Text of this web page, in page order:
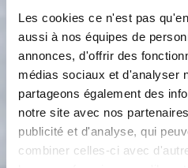
Les cookies ce n'est pas
aussi à nos équipes de
annonces, d'offrir des
médias sociaux et d'analyser
partageons également des
notre site avec nos
publicité et d'analyse, qui
combiner celles-ci avec
fois de la
par la
vous
lait, puis
au bain
Battez 360
liquide au
d'une
Incorporez